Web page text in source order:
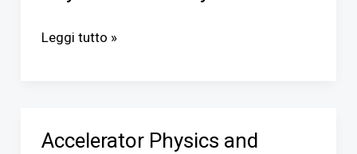
II
Leggi tutto »
Accelerator Physics and
Accelerator